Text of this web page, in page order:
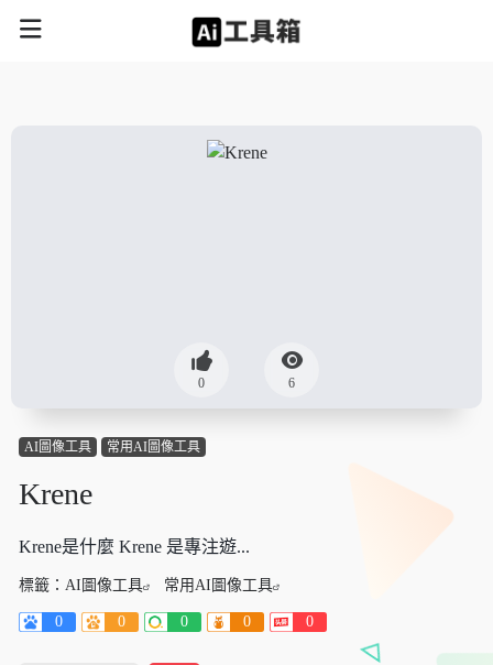
0 6
AI圖像工具 常用AI圖像工具
Krene
Krene是什麼 Krene 是專注遊...
標籤： AI圖像工具 常用AI圖像工具
0 0 0 0 0